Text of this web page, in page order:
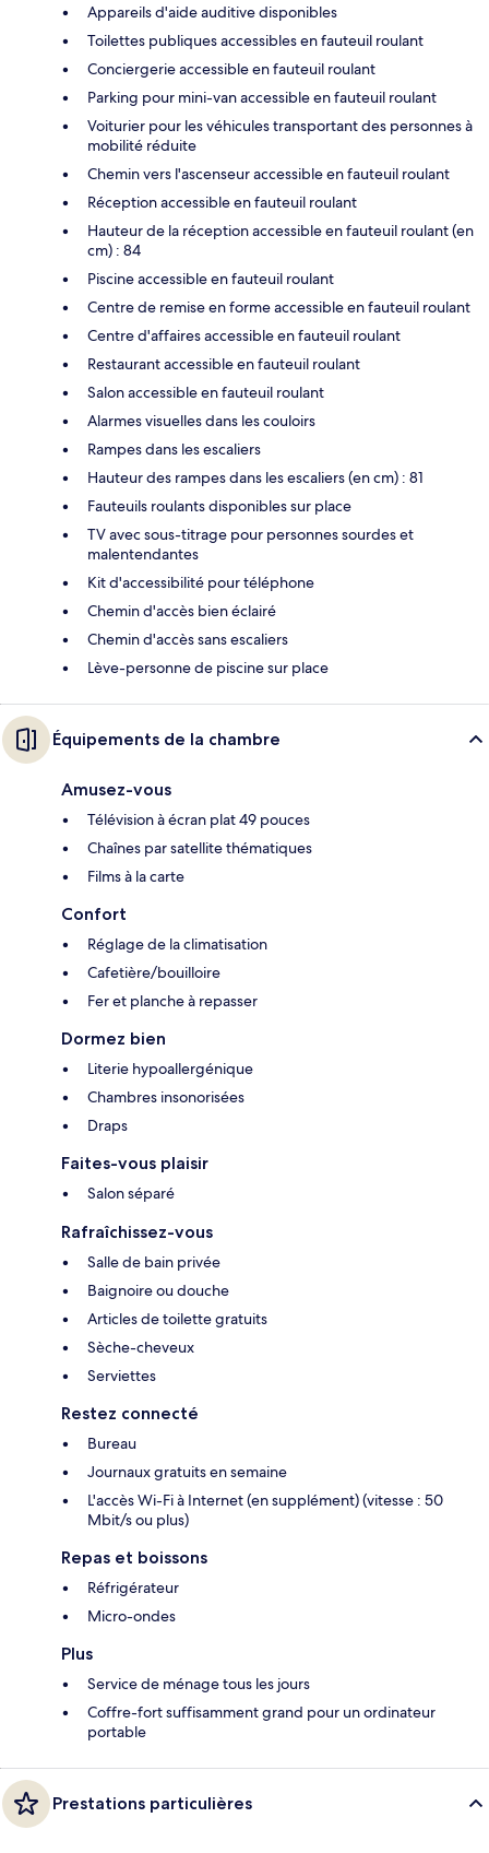
Appareils d'aide auditive disponibles
Toilettes publiques accessibles en fauteuil roulant
Conciergerie accessible en fauteuil roulant
Parking pour mini-van accessible en fauteuil roulant
Voiturier pour les véhicules transportant des personnes à
mobilité réduite
Chemin vers l'ascenseur accessible en fauteuil roulant
Réception accessible en fauteuil roulant
Hauteur de la réception accessible en fauteuil roulant (en
cm) : 84
Piscine accessible en fauteuil roulant
Centre de remise en forme accessible en fauteuil roulant
Centre d'affaires accessible en fauteuil roulant
Restaurant accessible en fauteuil roulant
Salon accessible en fauteuil roulant
Alarmes visuelles dans les couloirs
Rampes dans les escaliers
Hauteur des rampes dans les escaliers (en cm) : 81
Fauteuils roulants disponibles sur place
TV avec sous-titrage pour personnes sourdes et
malentendantes
Kit d'accessibilité pour téléphone
Chemin d'accès bien éclairé
Chemin d'accès sans escaliers
Lève-personne de piscine sur place
Équipements de la chambre
Amusez-vous
Télévision à écran plat 49 pouces
Chaînes par satellite thématiques
Films à la carte
Confort
Réglage de la climatisation
Cafetière/bouilloire
Fer et planche à repasser
Dormez bien
Literie hypoallergénique
Chambres insonorisées
Draps
Faites-vous plaisir
Salon séparé
Rafraîchissez-vous
Salle de bain privée
Baignoire ou douche
Articles de toilette gratuits
Sèche-cheveux
Serviettes
Restez connecté
Bureau
Journaux gratuits en semaine
L'accès Wi-Fi à Internet (en supplément) (vitesse : 50
Mbit/s ou plus)
Repas et boissons
Réfrigérateur
Micro-ondes
Plus
Service de ménage tous les jours
Coffre-fort suffisamment grand pour un ordinateur
portable
Prestations particulières